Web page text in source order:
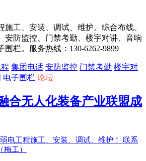
施工、安装、调试、维护。综合布线、
安防监控、门禁考勤、楼宇对讲、音响
围栏。服务热线：130-6262-9899
集团电话 安防监控 门禁考勤 楼宇对
电子围栏 论坛
合无人化装备产业联盟成
电工程施工、安装、调试、维护！ 联系
工）